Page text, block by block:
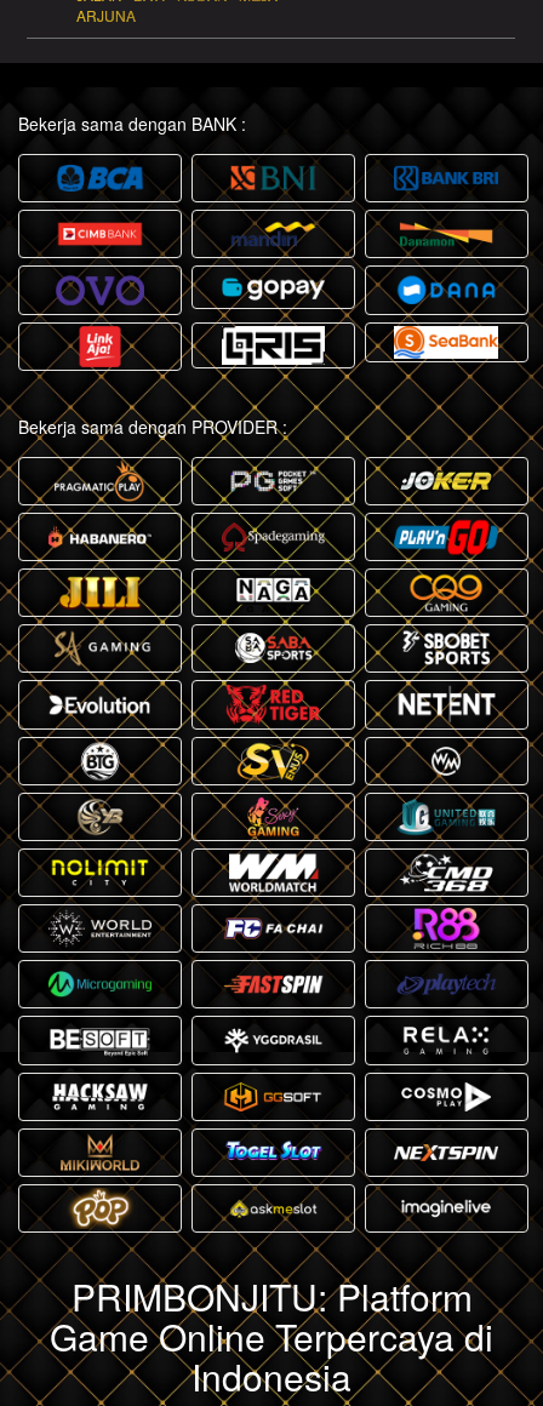
ARJUNA
Bekerja sama dengan BANK :
Bekerja sama dengan PROVIDER :
PRIMBONJITU: Platform
Game Online Terpercaya di
Indonesia